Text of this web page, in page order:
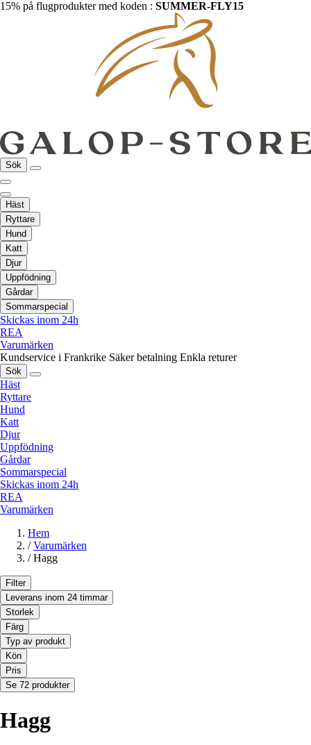
15% på flugprodukter med koden : SUMMER-FLY15
Sök
Häst
Ryttare
Hund
Katt
Djur
Uppfödning
Gårdar
Sommarspecial
Skickas inom 24h
REA
Varumärken
Kundservice i Frankrike Säker betalning Enkla returer
Sök
Häst
Ryttare
Hund
Katt
Djur
Uppfödning
Gårdar
Sommarspecial
Skickas inom 24h
REA
Varumärken
Hem
/ Varumärken
/ Hagg
Filter
Leverans inom 24 timmar
Storlek
Färg
Typ av produkt
Kön
Pris
Se 72 produkter
Hagg